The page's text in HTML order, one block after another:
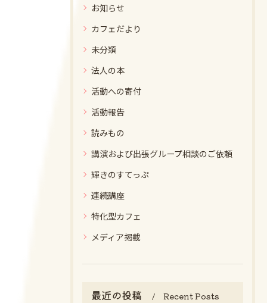
お知らせ
カフェだより
未分類
法人の本
活動への寄付
活動報告
読みもの
講演および出張グループ相談のご依頼
輝きのすてっぷ
連続講座
特化型カフェ
メディア掲載
最近の投稿 Recent Posts